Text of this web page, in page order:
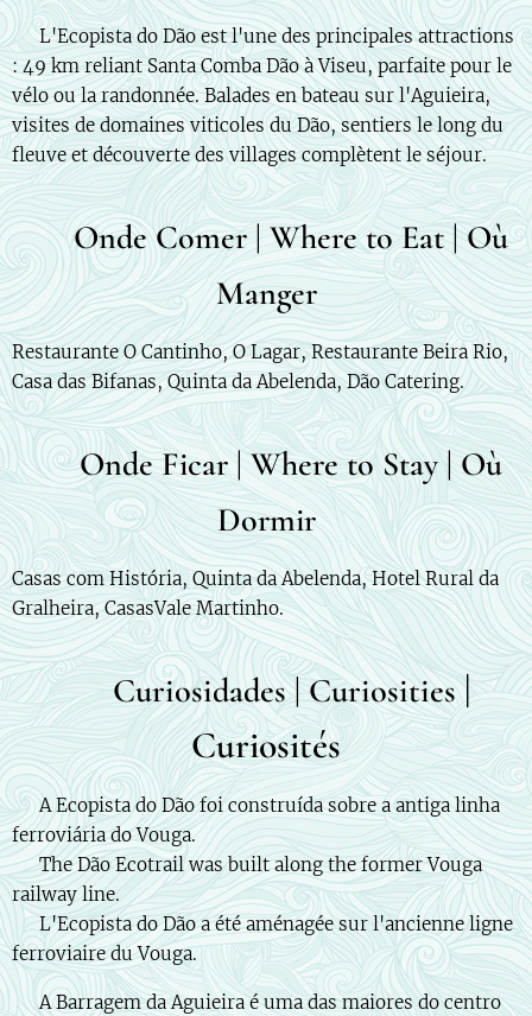
🇫🇷 L'Ecopista do Dão est l'une des principales attractions
: 49 km reliant Santa Comba Dão à Viseu, parfaite pour le
vélo ou la randonnée. Balades en bateau sur l'Aguieira,
visites de domaines viticoles du Dão, sentiers le long du
fleuve et découverte des villages complètent le séjour.
🍽️ Onde Comer | Where to Eat | Où
Manger
Restaurante O Cantinho, O Lagar, Restaurante Beira Rio,
Casa das Bifanas, Quinta da Abelenda, Dão Catering.
🛌 Onde Ficar | Where to Stay | Où
Dormir
Casas com História, Quinta da Abelenda, Hotel Rural da
Gralheira, CasasVale Martinho.
✨ Curiosidades | Curiosities|
Curiosités
🇵🇹 A Ecopista do Dão foi construída sobre a antiga linha
ferroviária do Vouga.
🇬🇧 The Dão Ecotrail was built along the former Vouga
railway line.
🇫🇷 L'Ecopista do Dão a été aménagée sur l'ancienne ligne
ferroviaire du Vouga.
🇵🇹 A Barragem da Aguieira é uma das maiores do centro